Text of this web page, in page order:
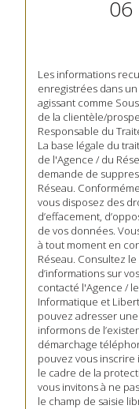
06
Les informations
enregistrées dans
agissant comme
de la clientèle/
Responsable du
La base légale du
de l'Agence / du
demande de
Réseau.
vous disposez des
d’effacement,
de vos données.
à tout moment en
Réseau. Consultez le
d’informations sur
contacté l'Agence /
Informatique et
pouvez adresser
informons de
démarchage
pouvez vous inscrire
le cadre de la
vous invitons à ne
le champ de saisie